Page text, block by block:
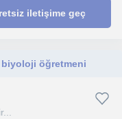
iletişime geç
öğretmeni